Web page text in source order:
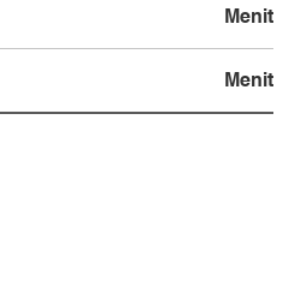
Menit
Menit